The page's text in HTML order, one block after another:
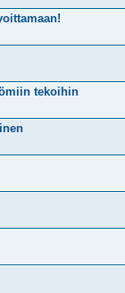
tekoihin